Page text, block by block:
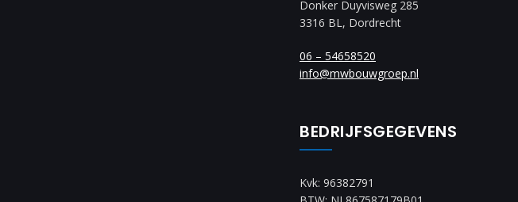
Donker Duyvisweg 285
3316 BL, Dordrecht
06 – 54658520
info@mwbouwgroep.nl
BEDRIJFSGEGEVENS
Kvk: 96382791